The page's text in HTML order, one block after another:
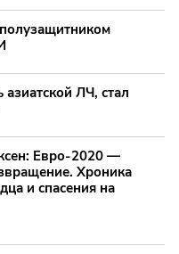
полузащитником
ЛЧ, стал
Евро‑2020 —
Хроника
и спасения на